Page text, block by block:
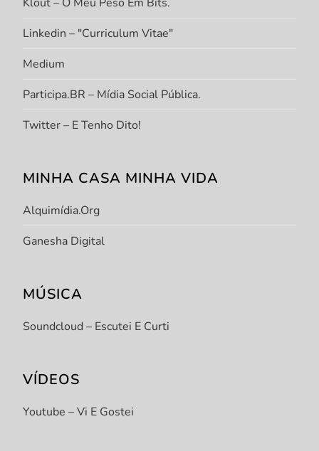
Linkedin – "Curriculum Vitae"
Medium
Participa.BR – Mídia Social Pública.
Twitter – E Tenho Dito!
MINHA CASA MINHA VIDA
Alquimídia.org
Ganesha Digital
MÚSICA
Soundcloud – Escutei E Curti
VÍDEOS
Youtube – Vi E Gostei